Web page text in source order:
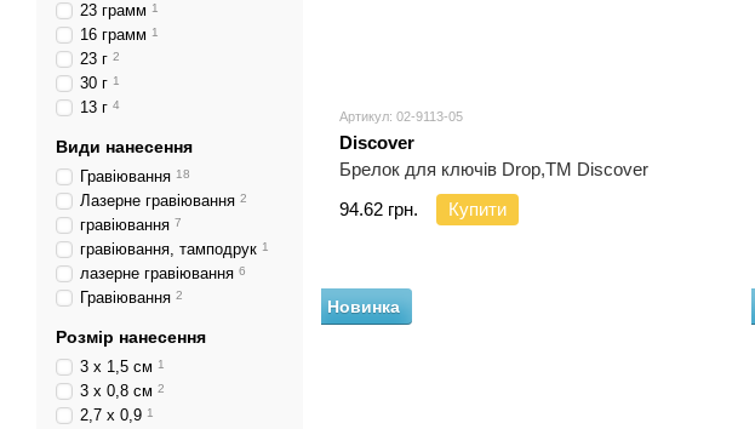
Артикул: 02-9113-05
Discover
Брелок для ключів Drop,TM Discover
94.62 грн.
Купити
Новинка
23 грамм 1
16 грамм 1
23 г 2
30 г 1
13 г 4
Види нанесення
Гравіювання 18
Лазерне гравіювання 2
гравіювання 7
гравіювання, тамподрук 1
лазерне гравіювання 6
Гравіювання 2
Розмір нанесення
3 x 1,5 см 1
3 x 0,8 см 2
2,7 x 0,9 1